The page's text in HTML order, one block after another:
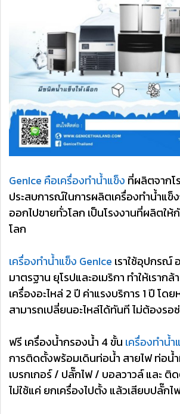
GenIce คือเครื่องทำน้ำแข็ง ที่ผลิตจากโ
ประสบการณ์ในการผลิตเครื่องทำน้ำแข็
ออกไปขายทั่วโลก เป็นโรงงานที่ผลิตให้
โลก
เครื่องทำน้ำแข็ง GenIce เราใช้อุปกรณ์
มาตรฐาน ยุโรปและอเมริกา ทำให้เราก
เครื่องอะไหล่ 2 ปี ค่าแรงบริการ 1 ปี โด
สามารถเปลี่ยนอะไหล่ได้ทันที ไม่ต้องรอ
ฟรี เครื่องน้ำกรองน้ำ 4 ขั้น เครื่องทำน้ำ
การติดตั้งพร้อมเดินท่อน้ำ สายไฟ ท่อน้
เบรกเกอร์ / ปลั๊กไฟ / บอลวาวล์ และ ติ
ไม่ใช้แค่ ยกเครื่องไปตั้ง แล้วเสียบปลั๊กไ